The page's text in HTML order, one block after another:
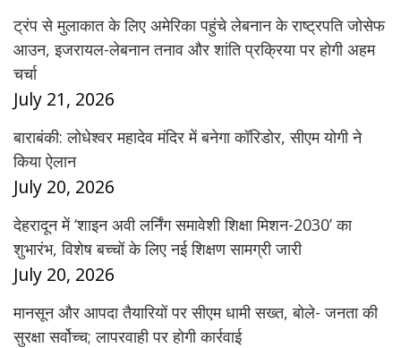
ट्रंप से मुलाकात के लिए अमेरिका पहुंचे लेबनान के राष्ट्रपति जोसेफ
आउन, इजरायल-लेबनान तनाव और शांति प्रक्रिया पर होगी अहम
चर्चा
July 21, 2026
बाराबंकी: लोधेश्वर महादेव मंदिर में बनेगा कॉरिडोर, सीएम योगी ने
किया ऐलान
July 20, 2026
देहरादून में ‘शाइन अवी लर्निंग समावेशी शिक्षा मिशन-2030’ का
शुभारंभ, विशेष बच्चों के लिए नई शिक्षण सामग्री जारी
July 20, 2026
मानसून और आपदा तैयारियों पर सीएम धामी सख्त, बोले- जनता की
सुरक्षा सर्वोच्च; लापरवाही पर होगी कार्रवाई